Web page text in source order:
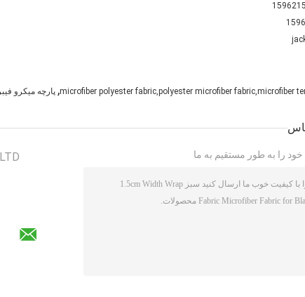
microfiber polyester fabric,polyester microfiber fabric,microfiber
, پارچه میکرو
را به طور مستقیم به ما